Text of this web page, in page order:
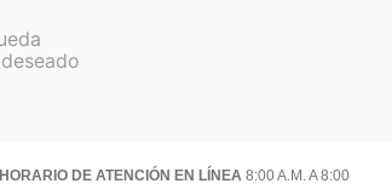
HORARIO DE ATENCIÓN EN LÍNEA 8:00 A.M. A 8:00